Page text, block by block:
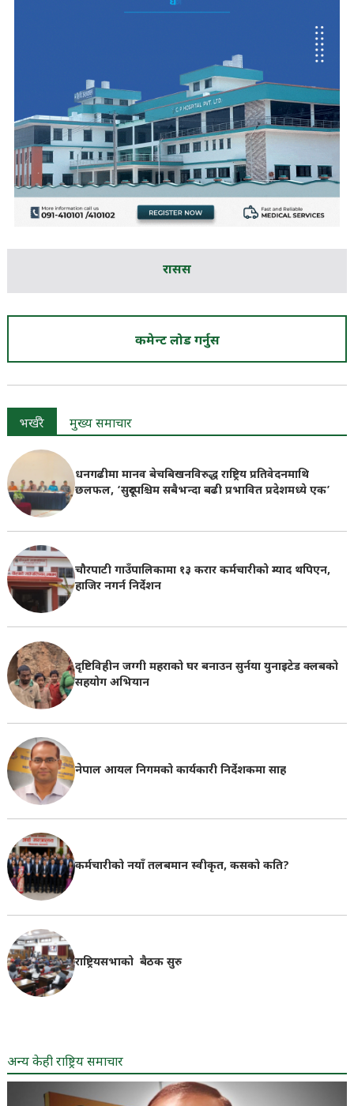
रासस
कमेन्ट लोड गर्नुस
भर्खरै मुख्य समाचार
धनगढीमा मानव बेचबिखनविरुद्ध राष्ट्रिय प्रतिवेदनमाथि
छलफल, ‘सुदूरपश्चिम सबैभन्दा बढी प्रभावित प्रदेशमध्ये एक’
चौरपाटी गाउँपालिकामा १३ करार कर्मचारीको म्याद थपिएन,
हाजिर नगर्न निर्देशन
दृष्टिविहीन जग्गी महराको घर बनाउन सुर्नया युनाइटेड क्लबको
सहयोग अभियान
नेपाल आयल निगमको कार्यकारी निर्देशकमा साह
कर्मचारीको नयाँ तलबमान स्वीकृत, कसको कति?
राष्ट्रियसभाको बैठक सुरु
अन्य केही राष्ट्रिय समाचार